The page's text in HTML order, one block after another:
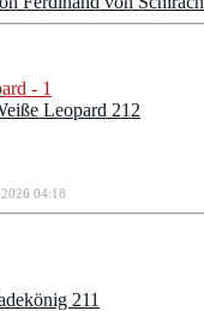
Leopard 212
04:18
211